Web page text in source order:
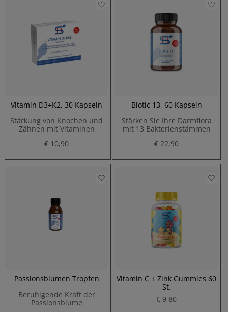
Vitamin D3+K2, 30 Kapseln
Stärkung von Knochen und
Zähnen mit Vitaminen
€ 10,90
Biotic 13, 60 Kapseln
Stärken Sie Ihre Darmflora
mit 13 Bakterienstämmen
€ 22,90
Passionsblumen Tropfen
Beruhigende Kraft der
Passionsblume
Vitamin C + Zink Gummies 60
St.
€ 9,80